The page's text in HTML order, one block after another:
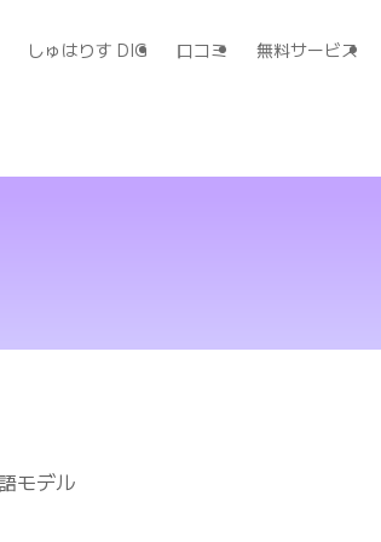
しゅはりす DIG 口コミ 無料サービス